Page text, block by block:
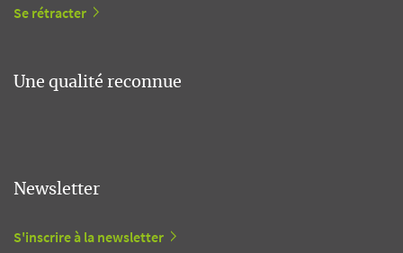
Se rétracter
Une qualité reconnue
Newsletter
S'inscrire à la newsletter